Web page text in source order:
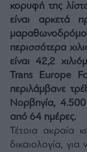
Style
Υγεία
Architecture
&
Design
Fashion
&
Art
Watches
Yachts
Table
For
κορυφή της
είναι αρκετά
περισσότερα
είναι 42,2
Trans Europe
περιλάμβανε
Νορβηγία,
από 64 ημέρες.
Τέτοια ακραία
δικαιολογία,